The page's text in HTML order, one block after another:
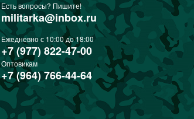
Есть вопросы? Пишите!
militarka@inbox.ru
Ежедневно с 10:00 до 18:00
+7 (977) 822-47-00
Оптовикам
+7 (964) 766-44-64